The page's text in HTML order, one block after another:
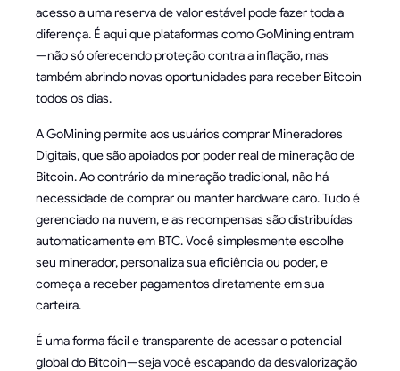
acesso a uma reserva de valor estável pode fazer toda a
diferença. É aqui que plataformas como GoMining entram
—não só oferecendo proteção contra a inflação, mas
também abrindo novas oportunidades para receber Bitcoin
todos os dias.
A GoMining permite aos usuários comprar Mineradores
Digitais, que são apoiados por poder real de mineração de
Bitcoin. Ao contrário da mineração tradicional, não há
necessidade de comprar ou manter hardware caro. Tudo é
gerenciado na nuvem, e as recompensas são distribuídas
automaticamente em BTC. Você simplesmente escolhe
seu minerador, personaliza sua eficiência ou poder, e
começa a receber pagamentos diretamente em sua
carteira.
É uma forma fácil e transparente de acessar o potencial
global do Bitcoin—seja você escapando da desvalorização